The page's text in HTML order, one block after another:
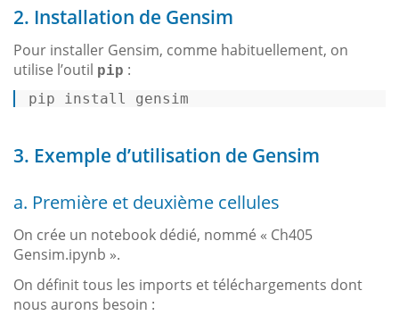
2. Installation de Gensim
Pour installer Gensim, comme habituellement, on
utilise l’outil pip :
pip install gensim
3. Exemple d’utilisation de Gensim
a. Première et deuxième cellules
On crée un notebook dédié, nommé « Ch405
Gensim.ipynb ».
On définit tous les imports et téléchargements dont
nous aurons besoin :